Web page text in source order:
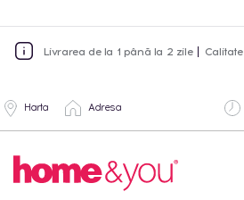
Livrarea de la 1 până la 2 zile
Harta Adresa
Cantitate totala